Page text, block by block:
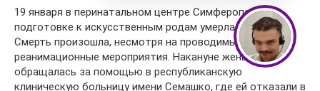
19 января в перинатальном центре Симферополя при
подготовке к искусственным родам умерла пациентка.
Смерть произошла, несмотря на проводимые
реанимационные мероприятия. Накануне женщина
обращалась за помощью в республиканскую
клиническую больницу имени Семашко, где ей отказали в